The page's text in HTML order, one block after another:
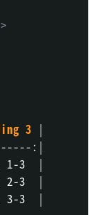
3 |
: |
1-3
|
2-3
|
3-3
|